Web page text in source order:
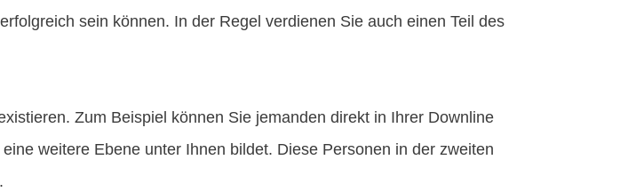
sein können. In der Regel verdienen Sie auch einen Teil des
Zum Beispiel können Sie jemanden direkt in Ihrer Downline
weitere Ebene unter Ihnen bildet. Diese Personen in der zweiten